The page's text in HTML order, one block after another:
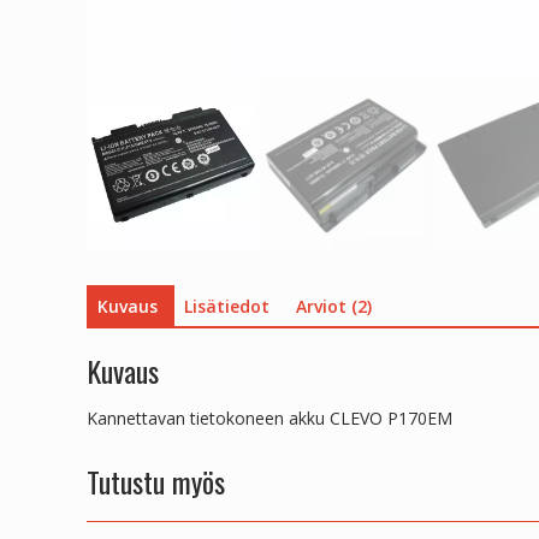
Kuvaus Lisätiedot Arviot (2)
Kuvaus
Kannettavan tietokoneen akku CLEVO P170EM
Tutustu myös